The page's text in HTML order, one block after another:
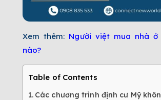
Xem thêm: Người việt mua nhà ở
nào?
Table of Contents
Các chương trình định cư Mỹ